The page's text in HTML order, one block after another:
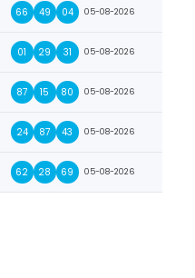
66 49 04 05-08-2026
01 29 31 05-08-2026
87 15 80 05-08-2026
24 87 43 05-08-2026
62 28 69 05-08-2026